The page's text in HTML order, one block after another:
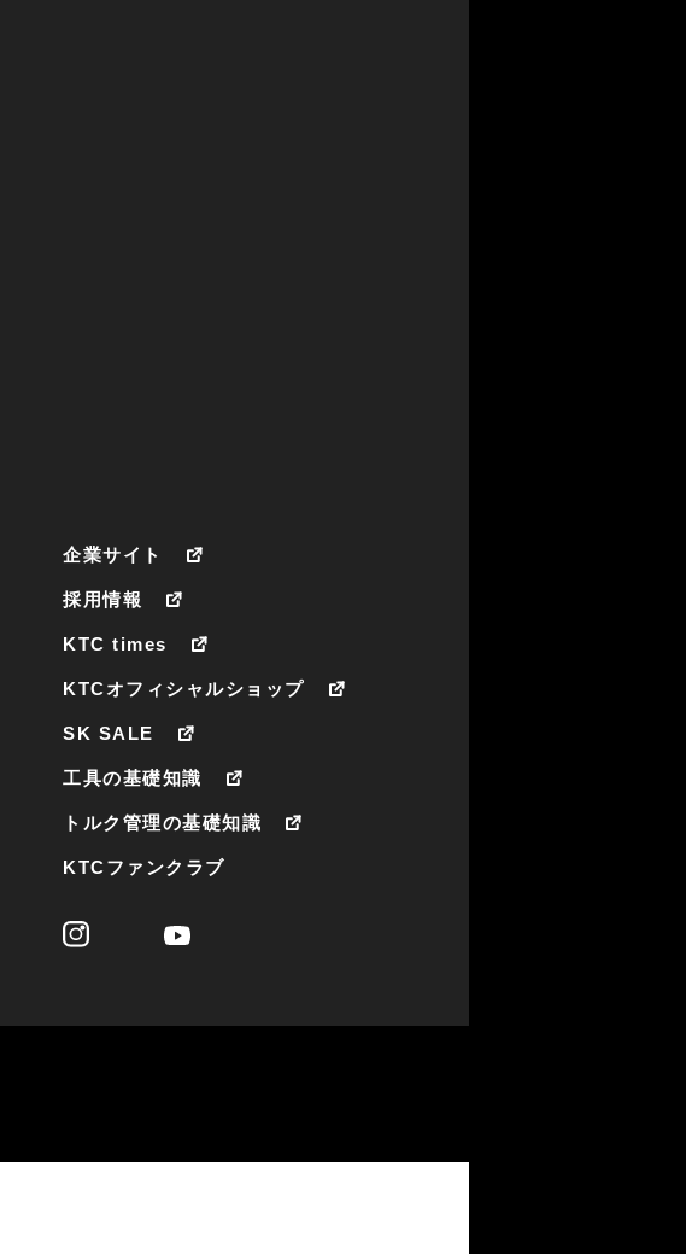
企業サイト
採用情報
KTC times
KTCオフィシャルショップ
SK SALE
工具の基礎知識
トルク管理の基礎知識
KTCファンクラブ